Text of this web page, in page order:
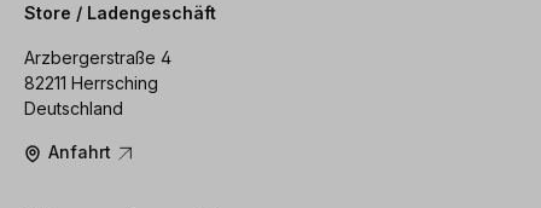
Store / Ladengeschäft
Arzbergerstraße 4
82211 Herrsching
Deutschland
Anfahrt